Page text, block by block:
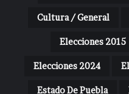
Cultura / General
Elecciones 2015
Elecciones 2024
Estado De Puebla